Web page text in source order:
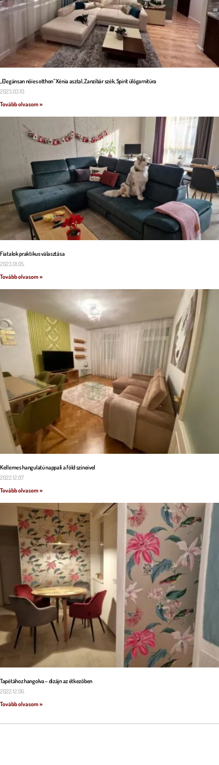
„Elegánsan nőies otthon” Xénia asztal, Zanzibár szék, Spirit ülőgarnitúra
2023.03.10.
Tovább olvasom »
Fiatalok praktikus választása
2023.01.05.
Tovább olvasom »
Kellemes hangulatú nappali a föld színeivel
2022.12.07.
Tovább olvasom »
Tapétához hangolva – dizájn az étkezőben
2022.12.06.
Tovább olvasom »